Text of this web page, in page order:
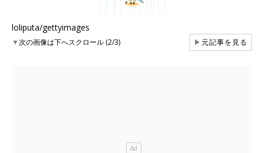
loliputa/gettyimages
▼次の画像は下へスクロール (2/3) ▶元記事を見る